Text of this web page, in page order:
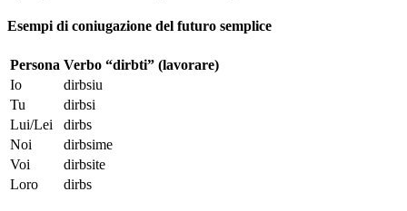
Esempi di coniugazione del futuro semplice
Persona Verbo “dirbti” (lavorare)
Io
dirbsiu
Tu
dirbsi
Lui/Lei
dirbs
Noi
dirbsime
Voi
dirbsite
Loro
dirbs